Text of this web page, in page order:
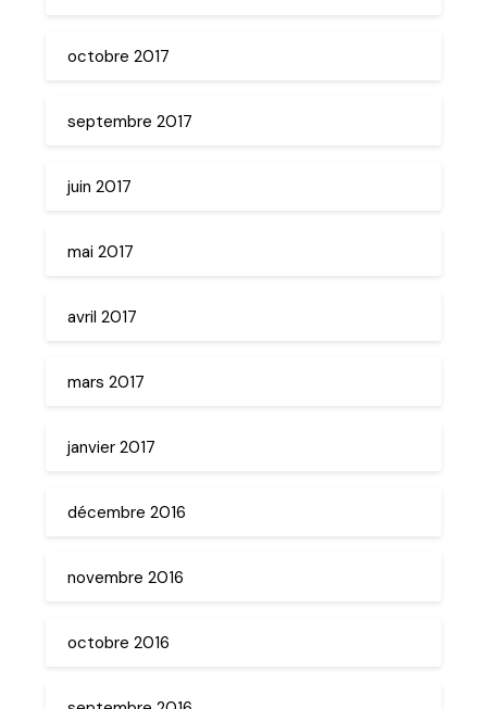
octobre 2017
septembre 2017
juin 2017
mai 2017
avril 2017
mars 2017
janvier 2017
décembre 2016
novembre 2016
octobre 2016